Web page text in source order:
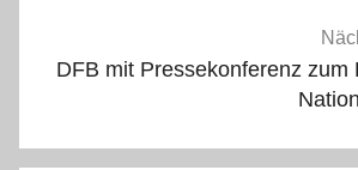
DFB mit Pressekonferenz zum